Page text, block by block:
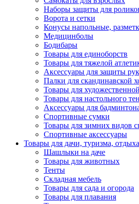
Наборы защиты для
Ворота и сетки
Конусы напольные,
Медицинболы
Бодибары
Товары для единоборств
Товары для тяжелой
Аксессуары для защиты
Палки для скандинавской
Товары для
Товары для настольного
Аксессуары для
Спортивные сумки
Товары для зимних видов
Спортивные аксессуары
Товары для дачи, туризма, отдыха
Шашлыки на даче
Товары для животных
Тенты
Складная мебель
Товары для сада и огорода
Товары для плавания